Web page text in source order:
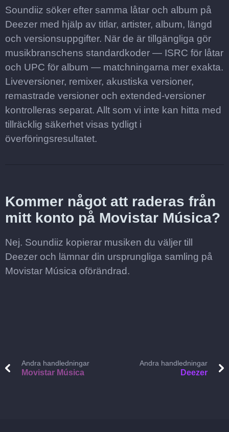
Soundiiz söker efter samma låtar och album på
Deezer med hjälp av titlar, artister, album, längd
och versionsuppgifter. När de är tillgängliga gör
musikbranschens standardkoder — ISRC för låtar
och UPC för album — matchningarna mer exakta.
Liveversioner, remixer, akustiska versioner,
remastrade versioner och extended-versioner
kontrolleras separat. Allt som vi inte kan hitta med
tillräcklig säkerhet visas tydligt i
överföringsresultatet.
Kommer något att raderas från
mitt konto på Movistar Música?
Nej. Soundiiz kopierar musiken du väljer till
Deezer och lämnar din ursprungliga samling på
Movistar Música oförändrad.
Andra handledningar
Movistar Música
Andra handledningar
Deezer